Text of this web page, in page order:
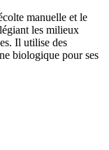
manuelle et le
les milieux
Il utilise des
biologique pour ses